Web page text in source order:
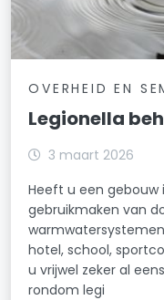
OVERHEID EN
Legionella
3 maart 2026
Heeft u een gebouw
gebruikmaken van
hotel, school,
u vrijwel zeker al
rondom legi